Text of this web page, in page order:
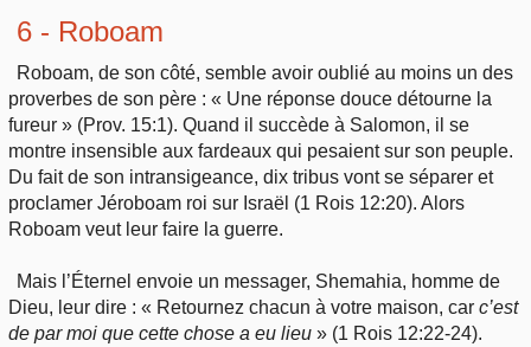
6 - Roboam
Roboam, de son côté, semble avoir oublié au moins un des
proverbes de son père : « Une réponse douce détourne la
fureur » (Prov. 15:1). Quand il succède à Salomon, il se
montre insensible aux fardeaux qui pesaient sur son peuple.
Du fait de son intransigeance, dix tribus vont se séparer et
proclamer Jéroboam roi sur Israël (1 Rois 12:20). Alors
Roboam veut leur faire la guerre.
Mais l’Éternel envoie un messager, Shemahia, homme de
Dieu, leur dire : « Retournez chacun à votre maison, car c’est
de par moi que cette chose a eu lieu » (1 Rois 12:22-24).